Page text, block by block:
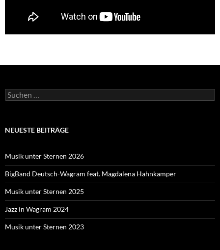
Suche
nach:
NEUESTE BEITRÄGE
Musik unter Sternen 2026
BigBand Deutsch-Wagram feat. Magdalena Hahnkamper
Musik unter Sternen 2025
Jazz in Wagram 2024
Musik unter Sternen 2023